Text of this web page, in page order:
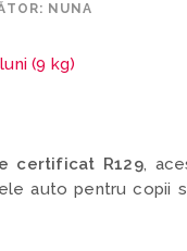
NUNA
(9 kg)
certificat R129,
auto pentru copii